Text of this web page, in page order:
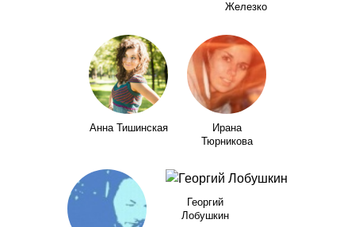
Железко
Анна Тишинская
Ирана
Тюрникова
Георгий
Лобушкин